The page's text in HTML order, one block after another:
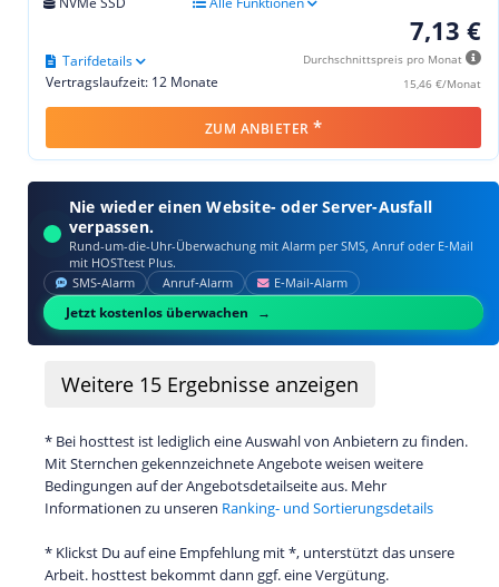
7,13 €
Durchschnittspreis pro Monat
15,46 €/Monat
Vertragslaufzeit: 12 Monate
Tarifdetails
ZUM ANBIETER *
Nie wieder einen Website- oder Server-Ausfall
verpassen.
Rund-um-die-Uhr-Überwachung mit Alarm per SMS, Anruf oder E‑Mail
mit HOSTtest Plus.
SMS‑Alarm Anruf‑Alarm E‑Mail‑Alarm
Jetzt kostenlos überwachen
Weitere 15 Ergebnisse anzeigen
* Bei hosttest ist lediglich eine Auswahl von Anbietern zu finden.
Mit Sternchen gekennzeichnete Angebote weisen weitere
Bedingungen auf der Angebotsdetailseite aus. Mehr
Informationen zu unseren Ranking- und Sortierungsdetails
* Klickst Du auf eine Empfehlung mit *, unterstützt das unsere
Arbeit. hosttest bekommt dann ggf. eine Vergütung.